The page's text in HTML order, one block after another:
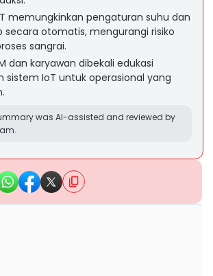
memungkinkan pengaturan suhu dan
secara otomatis, mengurangi risiko
sangrai.
dan karyawan dibekali edukasi
sistem IoT untuk operasional yang
was AI-assisted and reviewed by